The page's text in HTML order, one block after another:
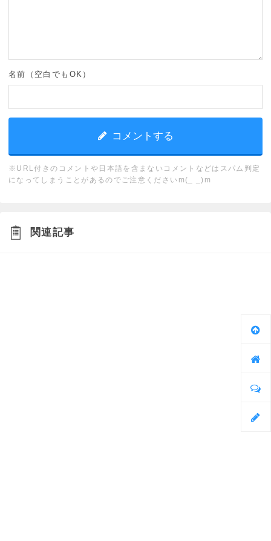
名前（空白でもOK）
※URL付きのコメントや日本語を含まないコメントなどはスパム判定
になってしまうことがあるのでご注意くださいm(_ _)m
関連記事